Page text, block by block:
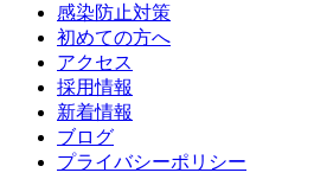
感染防止対策
初めての方へ
アクセス
採用情報
新着情報
ブログ
プライバシーポリシー